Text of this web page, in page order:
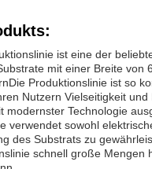
ist eine der
mit einer Breite
Produktionslinie ist so
Nutzern Vielseitigkeit und
modernster Technologie
verwendet sowohl
des Substrats zu
schnell große Mengen